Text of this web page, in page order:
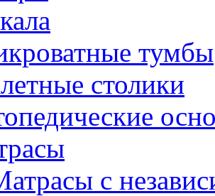
тумбы
столики
с